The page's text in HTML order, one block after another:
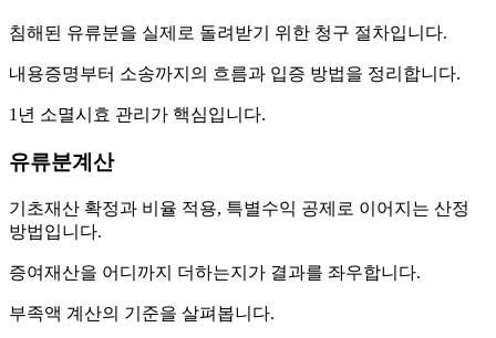
침해된 유류분을 실제로 돌려받기 위한 청구 절차입니다.
내용증명부터 소송까지의 흐름과 입증 방법을 정리합니다.
1년 소멸시효 관리가 핵심입니다.
유류분계산
기초재산 확정과 비율 적용, 특별수익 공제로 이어지는 산정
방법입니다.
증여재산을 어디까지 더하는지가 결과를 좌우합니다.
부족액 계산의 기준을 살펴봅니다.